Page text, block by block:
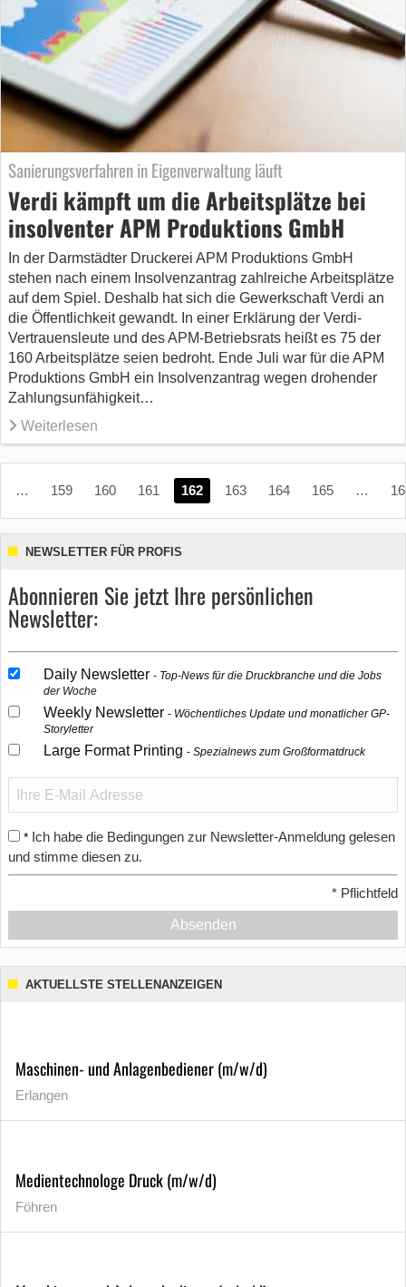
Sanierungsverfahren in Eigenverwaltung läuft
Verdi kämpft um die Arbeitsplätze bei
insolventer APM Produktions GmbH
In der Darmstädter Druckerei APM Produktions GmbH
stehen nach einem Insolvenzantrag zahlreiche Arbeitsplätze
auf dem Spiel. Deshalb hat sich die Gewerkschaft Verdi an
die Öffentlichkeit gewandt. In einer Erklärung der Verdi-
Vertrauensleute und des APM-Betriebsrats heißt es 75 der
160 Arbeitsplätze seien bedroht. Ende Juli war für die APM
Produktions GmbH ein Insolvenzantrag wegen drohender
Zahlungsunfähigkeit…
Weiterlesen
… 159 160 161 162 163 164 165 …
NEWSLETTER FÜR PROFIS
Abonnieren Sie jetzt Ihre persönlichen
Newsletter:
Daily Newsletter
Top-News für die Druckbranche und die Jobs
der Woche
Weekly Newsletter
Wöchentliches Update und monatlicher GP-
Storyletter
Large Format Printing Spezialnews zum Großformatdruck
* Ich habe die Bedingungen zur Newsletter-Anmeldung gelesen
und stimme diesen zu.
* Pflichtfeld
Absenden
AKTUELLSTE STELLENANZEIGEN
Maschinen- und Anlagenbediener (m/w/d)
Erlangen
Medientechnologe Druck (m/w/d)
Föhren